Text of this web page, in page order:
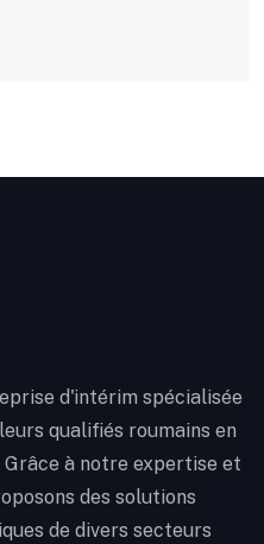
d'intérim spécialisée
qualifiés roumains en
à notre expertise et
des solutions
de divers secteurs